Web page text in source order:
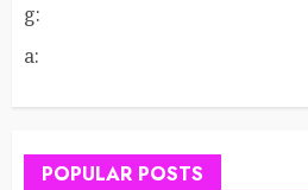
g:
a:
POPULAR POSTS